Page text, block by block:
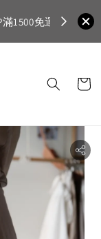
運
首購登入